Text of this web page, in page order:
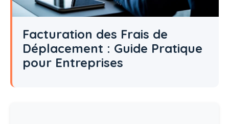
Facturation des Frais de
Déplacement : Guide Pratique
pour Entreprises